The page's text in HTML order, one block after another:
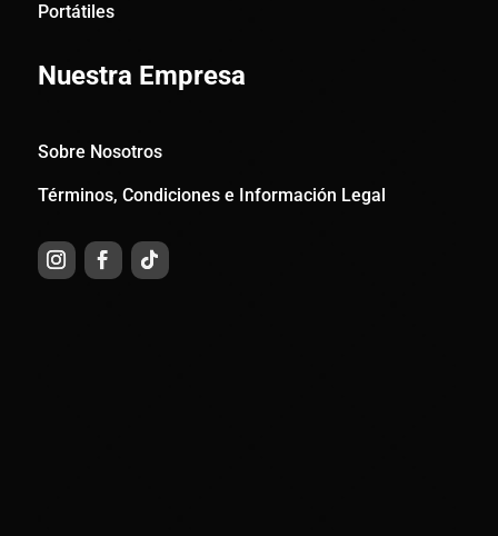
Portátiles
Nuestra Empresa
Sobre Nosotros
Términos, Condiciones e Información Legal